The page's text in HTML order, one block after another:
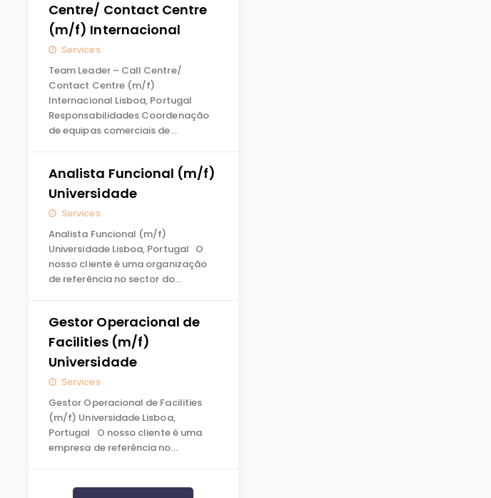
Centre/ Contact Centre
(m/f) Internacional
Services
Team Leader – Call Centre/
Contact Centre (m/f)
Internacional Lisboa, Portugal
Responsabilidades Coordenação
de equipas comerciais de…
Analista Funcional (m/f)
Universidade
Services
Analista Funcional (m/f)
Universidade Lisboa, Portugal O
nosso cliente é uma organização
de referência no sector do…
Gestor Operacional de
Facilities (m/f)
Universidade
Services
Gestor Operacional de Facilities
(m/f) Universidade Lisboa,
Portugal O nosso cliente é uma
empresa de referência no…